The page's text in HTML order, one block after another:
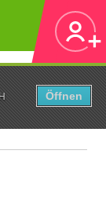
Öffnen